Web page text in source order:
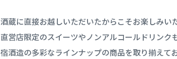
酒蔵に直接お越しいただいたからこそお楽しみい
直営店限定のスイーツやノンアルコールドリンク
宿酒造の多彩なラインナップの商品を取り揃えて